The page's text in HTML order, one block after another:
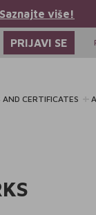
Upis bez
PRIJAVI SE
AND CERTIFICATES